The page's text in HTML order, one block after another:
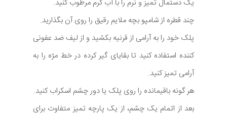
یک دستمال تمیز و نرم را با آب گرم مرطوب کنید.
چند قطره از شامپو بچه ملایم رقیق را روی آن بگذارید.
پلک خود را به آرامی از قرنیه بکشید و از لیف ضد عفونی
کننده استفاده کنید تا بقایای گیر کرده در خط مژه را به
آرامی تمیز کنید.
هر گونه باقیمانده را روی پلک یا دور چشم اسکراب کنید.
بعد از اتمام یک چشم، از یک پارچه تمیز متفاوت برای